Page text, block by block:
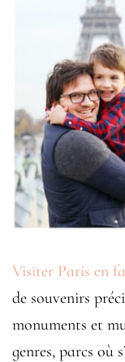
Visiter Paris en
de souvenirs
monuments et
genres, parcs où